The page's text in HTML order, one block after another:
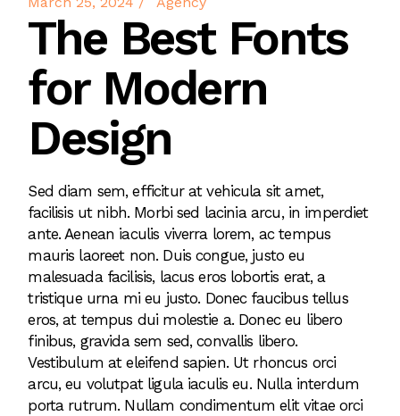
The Best Fonts
for Modern
Design
Sed diam sem, efficitur at vehicula sit amet,
facilisis ut nibh. Morbi sed lacinia arcu, in imperdiet
ante. Aenean iaculis viverra lorem, ac tempus
mauris laoreet non. Duis congue, justo eu
malesuada facilisis, lacus eros lobortis erat, a
tristique urna mi eu justo. Donec faucibus tellus
eros, at tempus dui molestie a. Donec eu libero
finibus, gravida sem sed, convallis libero.
Vestibulum at eleifend sapien. Ut rhoncus orci
arcu, eu volutpat ligula iaculis eu. Nulla interdum
porta rutrum. Nullam condimentum elit vitae orci